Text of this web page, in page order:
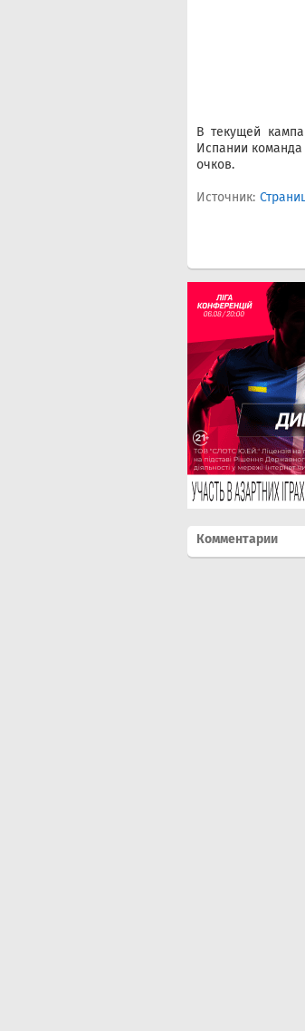
В текущей
Испании
очков.
Источник:
Комментарии